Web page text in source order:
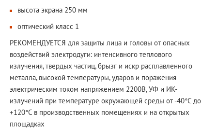
высота экрана 250 мм
оптический класс 1
РЕКОМЕНДУЕТСЯ для защиты лица и головы от опасных
воздействий электродуги: интенсивного теплового
излучения, твердых частиц, брызг и искр расплавленного
металла, высокой температуры, ударов и поражения
электрическим током напряжением 2200В, УФ и ИК-
излучений при температуре окружающей среды от -40°С до
+120°С в производственных помещениях и на открытых
площадках